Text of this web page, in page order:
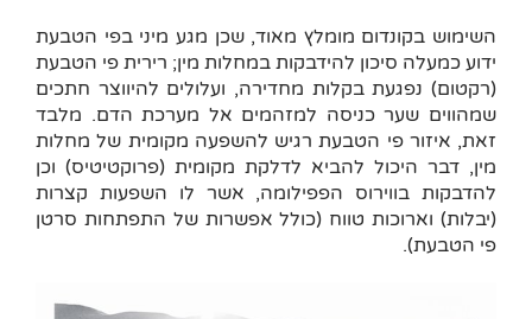
השימוש בקונדום מומלץ מאוד, שכן מגע מיני בפי הטבעת
ידוע כמעלה סיכון להידבקות במחלות מין; רירית פי הטבעת
(רקטום) נפגעת בקלות מחדירה, ועלולים להיווצר חתכים
שמהווים שער כניסה למזהמים אל מערכת הדם. מלבד
זאת, איזור פי הטבעת רגיש להשפעה מקומית של מחלות
מין, דבר היכול להביא לדלקת מקומית (פרוקטיטיס) וכן
להדבקות בווירוס הפפילומה, אשר לו השפעות קצרות
(יבלות) וארוכות טווח (כולל אפשרות של התפתחות סרטן
פי הטבעת).